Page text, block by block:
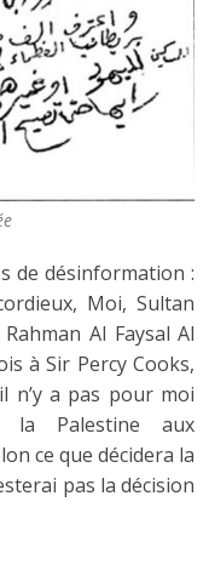
de désinformation :
Moi, Sultan
Al Faysal Al
à Sir Percy Cooks,
n’y a pas pour moi
la Palestine aux
ce que décidera la
pas la décision